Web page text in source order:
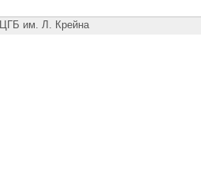
ЦГБ им. Л. Крейна